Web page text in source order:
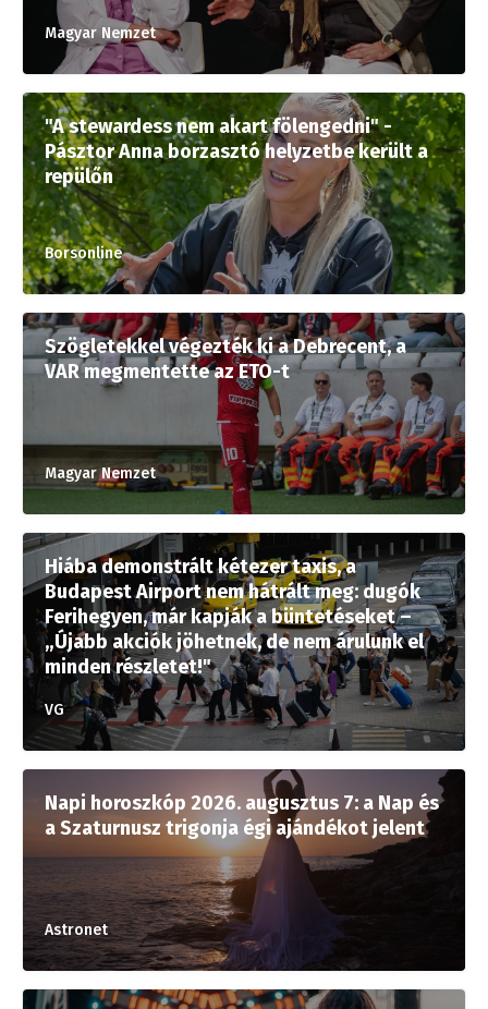
Magyar Nemzet
"A stewardess nem akart fölengedni" -
Pásztor Anna borzasztó helyzetbe került a
repülőn
Borsonline
Szögletekkel végezték ki a Debrecent, a
VAR megmentette az ETO-t
Magyar Nemzet
Hiába demonstrált kétezer taxis, a
Budapest Airport nem hátrált meg: dugók
Ferihegyen, már kapják a büntetéseket –
„Újabb akciók jöhetnek, de nem árulunk el
minden részletet!"
VG
Napi horoszkóp 2026. augusztus 7: a Nap és
a Szaturnusz trigonja égi ajándékot jelent
Astronet